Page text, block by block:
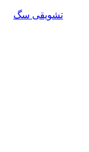
تشویقی سگ